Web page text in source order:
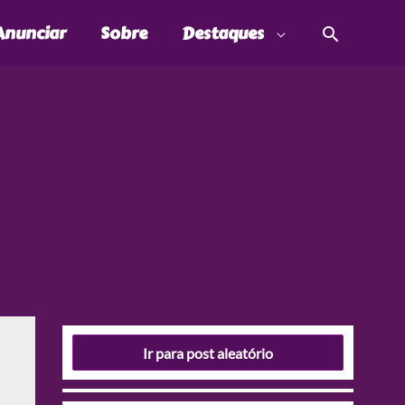
Sobre Destaques
Ir para post aleatório